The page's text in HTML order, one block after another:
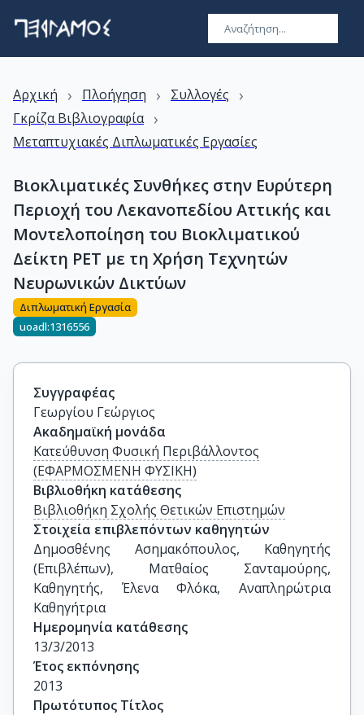
Αρχική › Πλοήγηση › Συλλογές ›
Γκρίζα Βιβλιογραφία ›
Μεταπτυχιακές Διπλωματικές Εργασίες
Βιοκλιματικές Συνθήκες στην Ευρύτερη
Περιοχή του Λεκανοπεδίου Αττικής και
Μοντελοποίηση του Βιοκλιματικού
Δείκτη PET με τη Χρήση Τεχνητών
Νευρωνικών Δικτύων
Διπλωματική Εργασία
uoadl:1316556
Συγγραφέας
Γεωργίου Γεώργιος
Ακαδημαϊκή μονάδα
Κατεύθυνση Φυσική Περιβάλλοντος
(ΕΦΑΡΜΟΣΜΕΝΗ ΦΥΣΙΚΗ)
Βιβλιοθήκη κατάθεσης
Βιβλιοθήκη Σχολής Θετικών Επιστημών
Στοιχεία επιβλεπόντων καθηγητών
Δημοσθένης Ασημακόπουλος, Καθηγητής
(Επιβλέπων), Ματθαίος Σανταμούρης,
Καθηγητής, Έλενα Φλόκα, Αναπληρώτρια
Καθηγήτρια
Ημερομηνία κατάθεσης
13/3/2013
Έτος εκπόνησης
2013
Πρωτότυπος Τίτλος